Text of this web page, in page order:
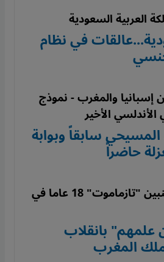
العربية السعودية
في نظام
إسبانيا والمغرب - نموذج
الأخير
سابقاً وبوابة
حاضراً
مذكرات عزيز بنبين "تازماموت" 18 عاما في
علمهم" بانقلاب
المغرب